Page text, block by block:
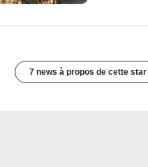
7 news à propos de cette star